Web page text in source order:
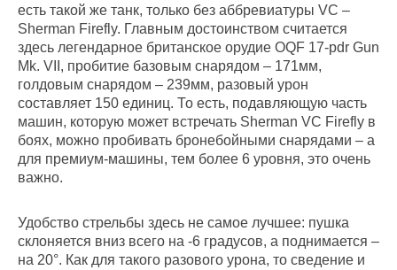
есть такой же танк, только без аббревиатуры VC –
Sherman Firefly. Главным достоинством считается
здесь легендарное британское орудие OQF 17-pdr Gun
Mk. VII, пробитие базовым снарядом – 171мм,
голдовым снарядом – 239мм, разовый урон
составляет 150 единиц. То есть, подавляющую часть
машин, которую может встречать Sherman VC Firefly в
боях, можно пробивать бронебойными снарядами – а
для премиум-машины, тем более 6 уровня, это очень
важно.
Удобство стрельбы здесь не самое лучшее: пушка
склоняется вниз всего на -6 градусов, а поднимается –
на 20°. Как для такого разового урона, то сведение и